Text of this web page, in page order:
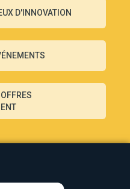
D'INNOVATION